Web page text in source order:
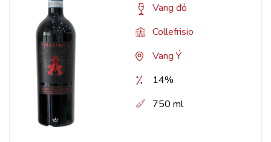
Vang đỏ
Collefrisio
Vang Ý
14%
750 ml